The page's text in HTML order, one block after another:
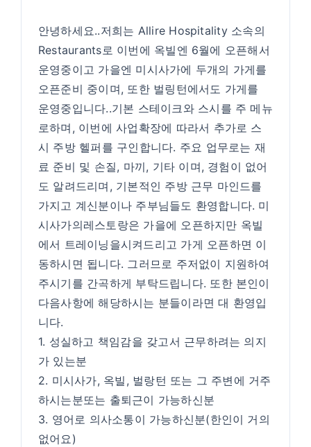
안녕하세요..저희는 Allire Hospitality 소속의
Restaurants로 이번에 옥빌엔 6월에 오픈해서
운영중이고 가을엔 미시사가에 두개의 가게를
오픈준비 중이며, 또한 벌링턴에서도 가게를
운영중입니다..기본 스테이크와 스시를 주 메뉴
로하며, 이번에 사업확장에 따라서 추가로 스
시 주방 헬퍼를 구인합니다. 주요 업무로는 재
료 준비 및 손질, 마끼, 기타 이며, 경험이 없어
도 알려드리며, 기본적인 주방 근무 마인드를
가지고 계신분이나 주부님들도 환영합니다. 미
시사가의레스토랑은 가을에 오픈하지만 옥빌
에서 트레이닝을시켜드리고 가게 오픈하면 이
동하시면 됩니다. 그러므로 주저없이 지원하여
주시기를 간곡하게 부탁드립니다. 또한 본인이
다음사항에 해당하시는 분들이라면 대 환영입
니다.
1. 성실하고 책임감을 갖고서 근무하려는 의지
가 있는분
2. 미시사가, 옥빌, 벌랑턴 또는 그 주변에 거주
하시는분또는 출퇴근이 가능하신분
3. 영어로 의사소통이 가능하신분(한인이 거의
없어요)